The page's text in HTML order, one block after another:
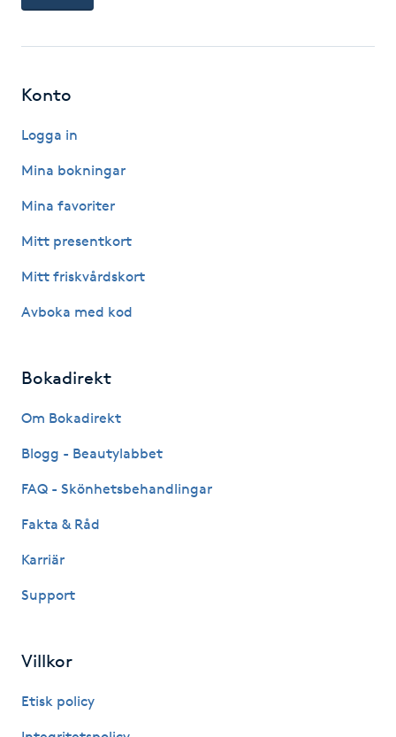
Japansk massage
K18
Katun fransar
Keratinbehandling
Kinesisk medicin
Kiropraktik
Klippning
Klippning ungdom
Koppningsmassage
Konto
Logga in
Mina bokningar
Mina favoriter
Mitt presentkort
Mitt friskvårdskort
Avboka med kod
Bokadirekt
Om Bokadirekt
Blogg - Beautylabbet
FAQ - Skönhetsbehandlingar
Fakta & Råd
Karriär
Support
Villkor
Etisk policy